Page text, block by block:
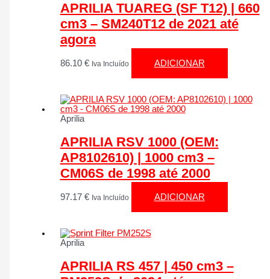
APRILIA TUAREG (SF T12) | 660
cm3 – SM240T12 de 2021 até
agora
86.10 € Iva Incluído ADICIONAR
Aprilia
APRILIA RSV 1000 (OEM:
AP8102610) | 1000 cm3 –
CM06S de 1998 até 2000
97.17 € Iva Incluído ADICIONAR
Aprilia
APRILIA RS 457 | 450 cm3 –